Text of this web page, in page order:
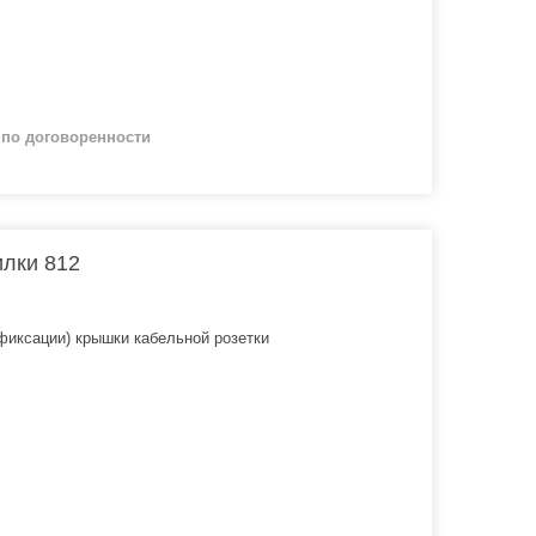
по договоренности
812
крышки кабельной розетки